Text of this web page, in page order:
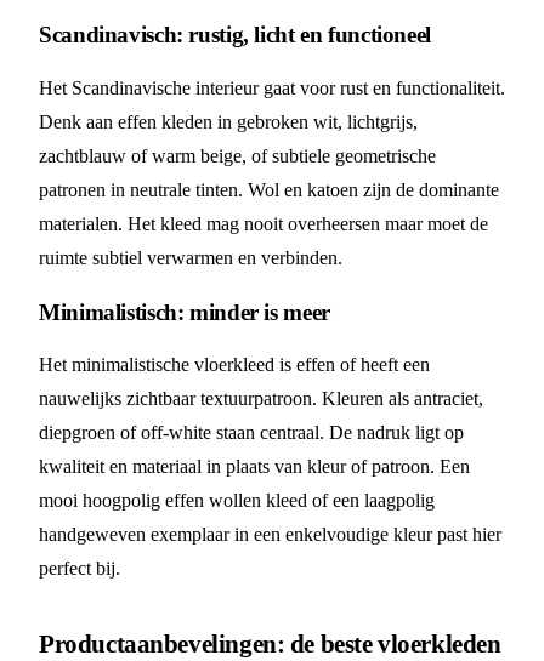
Scandinavisch: rustig, licht en functioneel
Het Scandinavische interieur gaat voor rust en functionaliteit.
Denk aan effen kleden in gebroken wit, lichtgrijs,
zachtblauw of warm beige, of subtiele geometrische
patronen in neutrale tinten. Wol en katoen zijn de dominante
materialen. Het kleed mag nooit overheersen maar moet de
ruimte subtiel verwarmen en verbinden.
Minimalistisch: minder is meer
Het minimalistische vloerkleed is effen of heeft een
nauwelijks zichtbaar textuurpatroon. Kleuren als antraciet,
diepgroen of off-white staan centraal. De nadruk ligt op
kwaliteit en materiaal in plaats van kleur of patroon. Een
mooi hoogpolig effen wollen kleed of een laagpolig
handgeweven exemplaar in een enkelvoudige kleur past hier
perfect bij.
Productaanbevelingen: de beste vloerkleden